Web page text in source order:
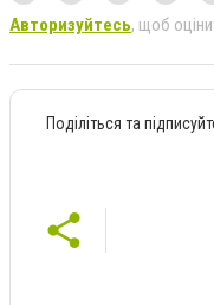
Авторизуйтесь, щоб
Поділіться та